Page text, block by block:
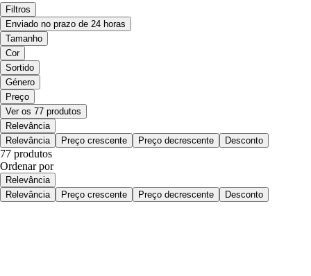
Filtros
Enviado no prazo de 24 horas
Tamanho
Cor
Sortido
Género
Preço
Ver os 77 produtos
Relevância
Relevância
Preço crescente Preço decrescente Desconto
77 produtos
Ordenar por
Relevância
Relevância
Preço crescente Preço decrescente Desconto